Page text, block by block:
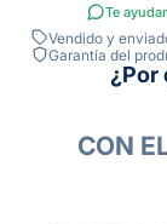
Te
Vendido y
Garantía del
¿Por
CON